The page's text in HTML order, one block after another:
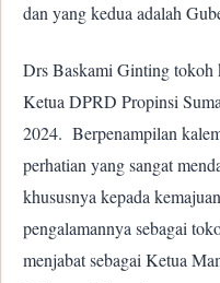
dan yang kedua adalah
Drs Baskami Ginting
Ketua DPRD Propinsi
2024. Berpenampilan
perhatian yang sangat
khususnya kepada
pengalamannya sebagai
menjabat sebagai Ketua